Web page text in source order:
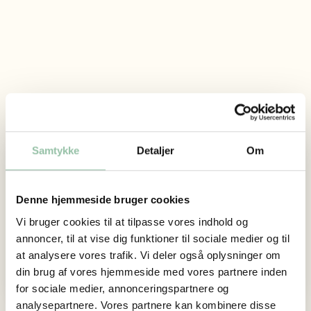
Samtykke Detaljer Om
Denne hjemmeside bruger cookies
Vi bruger cookies til at tilpasse vores indhold og
annoncer, til at vise dig funktioner til sociale medier og til
at analysere vores trafik. Vi deler også oplysninger om
din brug af vores hjemmeside med vores partnere inden
for sociale medier, annonceringspartnere og
analysepartnere. Vores partnere kan kombinere disse
Adresse
Vi sælger
Oksekød